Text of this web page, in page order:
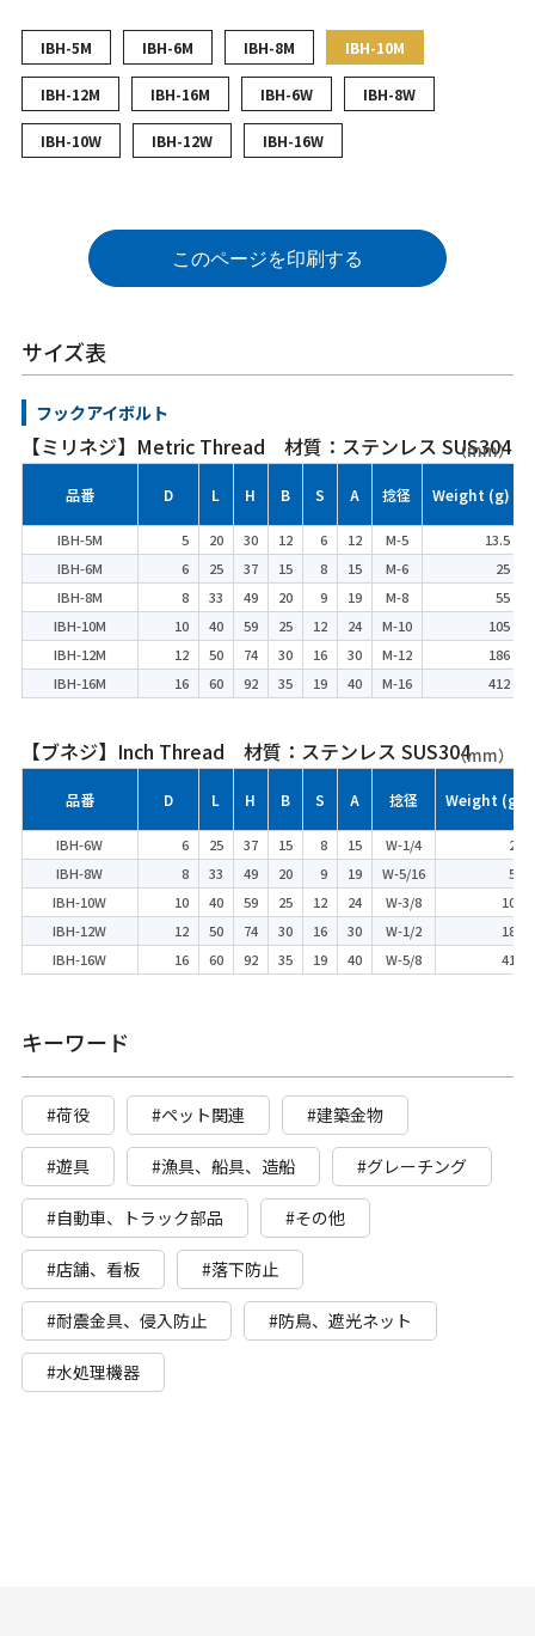
IBH-5M IBH-6M IBH-8M IBH-10M
IBH-12M IBH-16M IBH-6W IBH-8W
IBH-10W IBH-12W IBH-16W
このページを印刷する
サイズ表
フックアイボルト
【ミリネジ】Metric Thread 材質：ステンレス SUS304
（mm）
品番 D L H B S A 捻径 Weight (g)
IBH-5M 5 20 30 12 6 12 M-5
13.5
IBH-6M
6 25 37 15 8 15 M-6
25
IBH-8M
8 33 49 20 9 19 M-8
55
IBH-10M
10 40 59 25 12 24 M-10
105
IBH-12M
12 50 74 30 16 30 M-12
186
IBH-16M
16 60 92 35 19 40 M-16 412
【ブネジ】Inch Thread 材質：ステンレス SUS304（mm）
品番 D L H B S A 捻径 Weight (g)
IBH-6W 6 25 37 15 8 15 W-1/4
25
IBH-8W
8 33 49 20 9 19 W-5/16
55
IBH-10W
10 40 59 25 12 24 W-3/8
105
IBH-12W
12 50 74 30 16 30 W-1/2
186
IBH-16W
16 60 92 35 19 40 W-5/8 412
キーワード
#荷役 #ペット関連 #建築金物
#遊具 #漁具、船具、造船 #グレーチング
#自動車、トラック部品 #その他
#店舗、看板 #落下防止
#耐震金具、侵入防止 #防鳥、遮光ネット
#水処理機器